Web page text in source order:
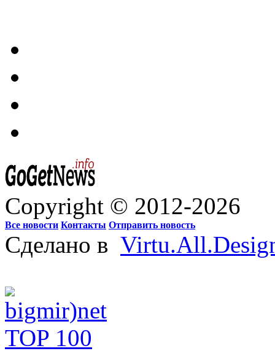
Copyright © 2012-2026
Все новости Контакты Отправить новость
Сделано в